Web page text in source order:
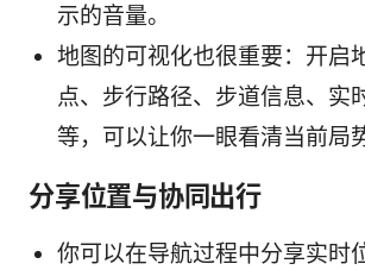
示的音量。
地图的可视化也很重要：开启
点、步行路径、步道信息、实
等，可以让你一眼看清当前局
分享位置与协同出行
你可以在导航过程中分享实时